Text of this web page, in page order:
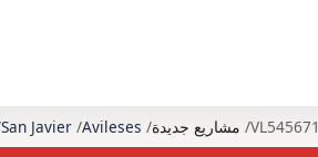
San Javier Avileses مشاريع جديدة VL545671